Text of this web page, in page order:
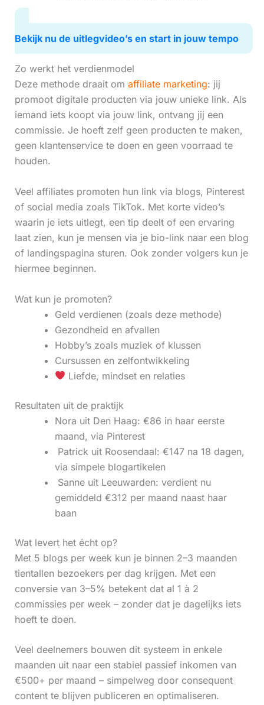
Bekijk nu de uitlegvideo’s en start in jouw tempo
Zo werkt het verdienmodel
Deze methode draait om affiliate marketing: jij
promoot digitale producten via jouw unieke link. Als
iemand iets koopt via jouw link, ontvang jij een
commissie. Je hoeft zelf geen producten te maken,
geen klantenservice te doen en geen voorraad te
houden.
Veel affiliates promoten hun link via blogs, Pinterest
of social media zoals TikTok. Met korte video’s
waarin je iets uitlegt, een tip deelt of een ervaring
laat zien, kun je mensen via je bio-link naar een blog
of landingspagina sturen. Ook zonder volgers kun je
hiermee beginnen.
Wat kun je promoten?
Geld verdienen (zoals deze methode)
Gezondheid en afvallen
Hobby’s zoals muziek of klussen
Cursussen en zelfontwikkeling
Liefde, mindset en relaties
Resultaten uit de praktijk
Nora uit Den Haag: €86 in haar eerste
maand, via Pinterest
‍ Patrick uit Roosendaal: €147 na 18 dagen,
via simpele blogartikelen
‍ Sanne uit Leeuwarden: verdient nu
gemiddeld €312 per maand naast haar
baan
Wat levert het écht op?
Met 5 blogs per week kun je binnen 2–3 maanden
tientallen bezoekers per dag krijgen. Met een
conversie van 3–5% betekent dat al 1 à 2
commissies per week – zonder dat je dagelijks iets
hoeft te doen.
Veel deelnemers bouwen dit systeem in enkele
maanden uit naar een stabiel passief inkomen van
€500+ per maand – simpelweg door consequent
content te blijven publiceren en optimaliseren.